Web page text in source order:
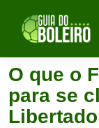
O que o
para se